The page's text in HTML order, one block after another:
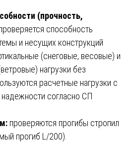
(прочность,
способность
и несущих конструкций
(снеговые, весовые) и
нагрузки без
расчетные нагрузки с
согласно СП
проверяются прогибы стропил
прогиб L/200).